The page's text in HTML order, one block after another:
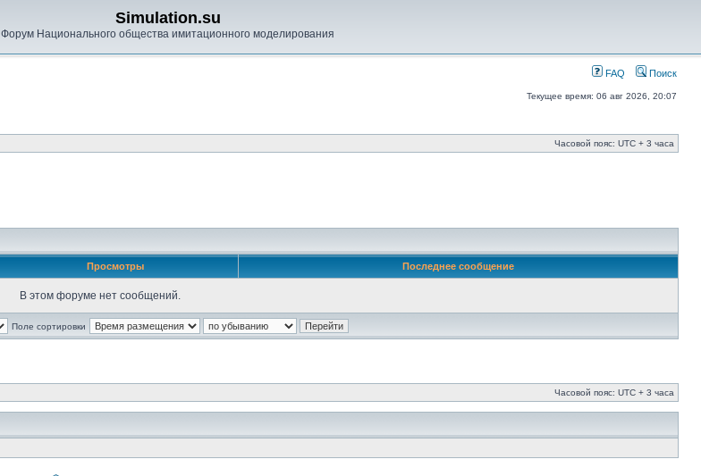
Simulation.su
Форум Национального общества имитационного моделирования
FAQ Поиск
Текущее время: 06 авг 2026, 20:07
Часовой пояс: UTC + 3 часа
Просмотры Последнее сообщение
В этом форуме нет сообщений.
Поле сортировки
Часовой пояс: UTC + 3 часа